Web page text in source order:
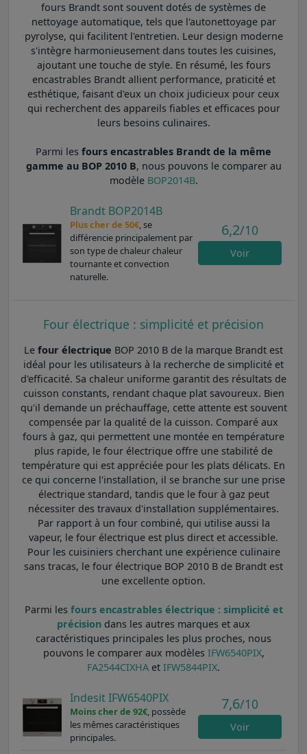
fours Brandt sont souvent dotés de systèmes de
nettoyage automatique, tels que l'autonettoyage par
pyrolyse, qui facilitent l'entretien. Leur design moderne
s'intègre harmonieusement dans toutes les cuisines,
ajoutant une touche de style. En résumé, les fours
encastrables Brandt allient performance, praticité et
esthétique, faisant d'eux un choix judicieux pour ceux
qui recherchent des appareils fiables et efficaces pour
leurs besoins culinaires.
Parmi les fours encastrables Brandt de la même
gamme au BOP 2010 B, nous pouvons le comparer au
modèle BOP2014B.
Brandt BOP2014B
Plus cher de 50€, se
différencie principalement par
son type de chaleur chaleur
tournante et convection
naturelle.
6,2/10
Voir
Four électrique : simplicité et précision
Le four électrique BOP 2010 B de la marque Brandt est
idéal pour les utilisateurs à la recherche de simplicité et
d'efficacité. Sa chaleur uniforme garantit des résultats de
cuisson constants, rendant chaque plat savoureux. Bien
qu'il demande un préchauffage, cette attente est souvent
compensée par la qualité de la cuisson. Comparé aux
fours à gaz, qui permettent une montée en température
plus rapide, le four électrique offre une stabilité de
température qui est appréciée pour les plats délicats. En
ce qui concerne l'installation, il se branche sur une prise
électrique standard, tandis que le four à gaz peut
nécessiter des travaux d'installation supplémentaires.
Par rapport à un four combiné, qui utilise aussi la
vapeur, le four électrique est plus direct et accessible.
Pour les cuisiniers cherchant une expérience culinaire
sans tracas, le four électrique BOP 2010 B de Brandt est
une excellente option.
Parmi les fours encastrables électrique : simplicité et
précision dans les autres marques et aux
caractéristiques principales les plus proches, nous
pouvons le comparer aux modèles IFW6540PIX,
FA2544CIXHA et IFW5844PIX.
Indesit IFW6540PIX
Moins cher de 92€, possède
les mêmes caractéristiques
principales.
7,6/10
Voir